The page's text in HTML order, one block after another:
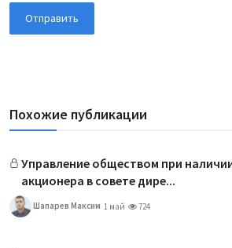
Отправить
Похожие публикации
Управление обществом при
акционера в совете дире...
Шапарев Максим 1 май 724